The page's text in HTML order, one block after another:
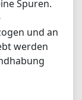
Spuren.
und an
werden